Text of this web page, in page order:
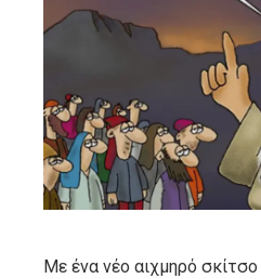
Με ένα νέο αιχμηρό σκίτσο